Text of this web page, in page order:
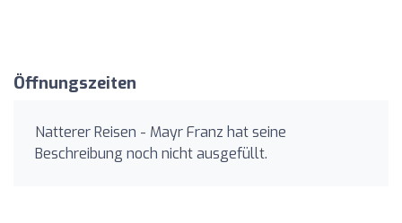
Öffnungszeiten
Natterer Reisen - Mayr Franz hat seine
Beschreibung noch nicht ausgefüllt.